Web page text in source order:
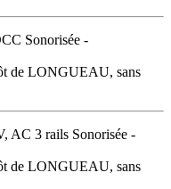
Sonorisée -
de LONGUEAU, sans
AC 3 rails Sonorisée -
de LONGUEAU, sans